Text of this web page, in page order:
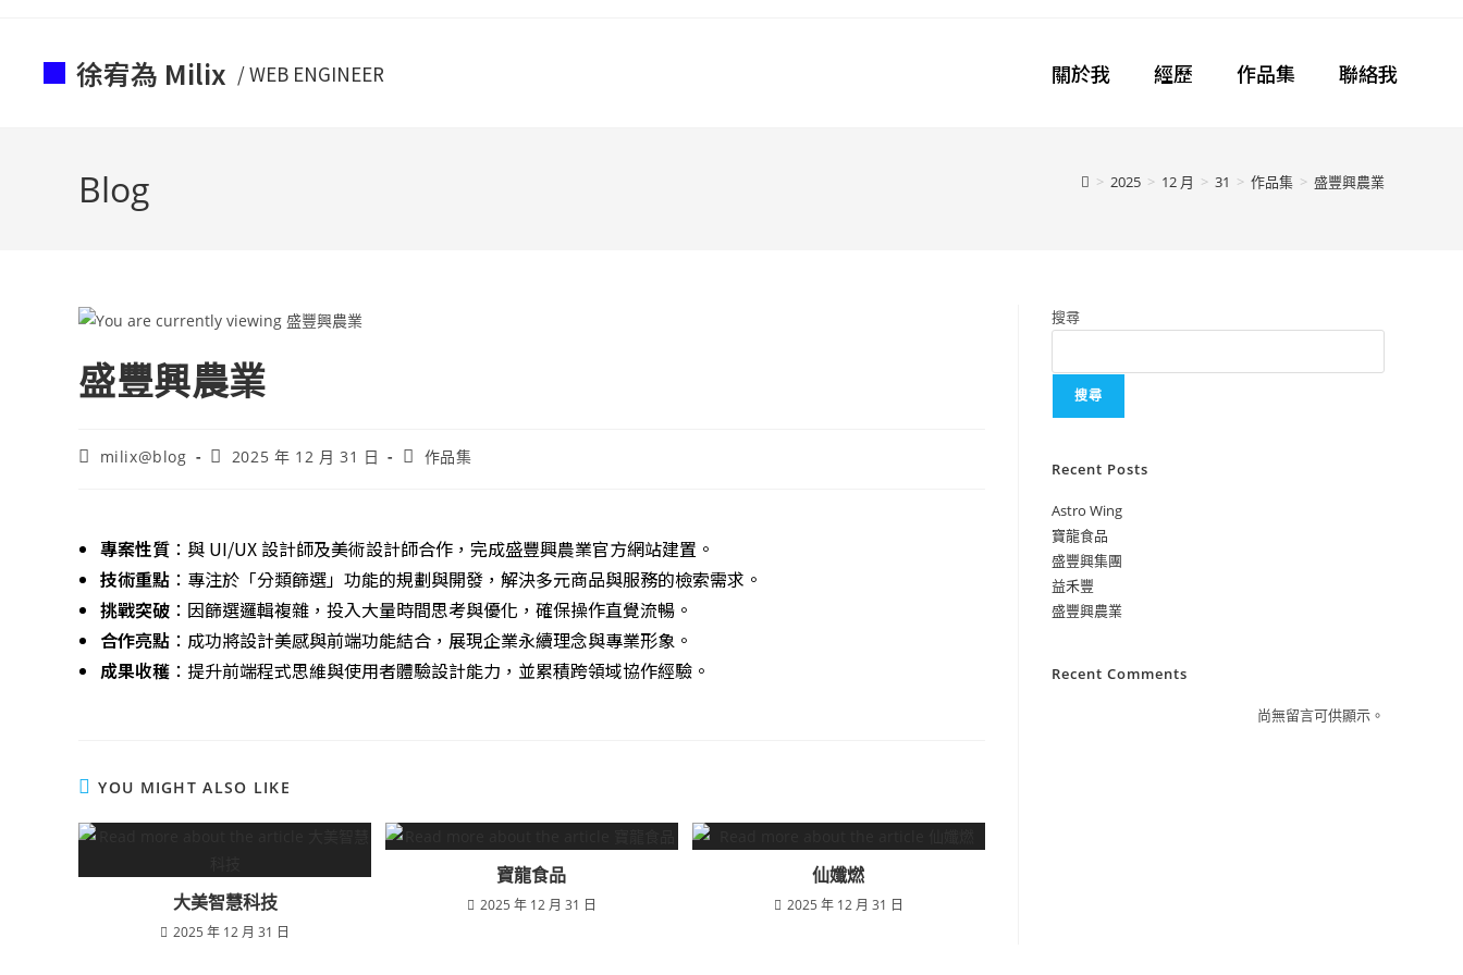
徐宥為 Milix / WEB ENGINEER 關於我 經歷 作品集 聯絡我
Blog > 2025 > 12 月 > 31 > 作品集 > 盛豐興農業
盛豐興農業
milix@blog 2025 年 12 月 31 日 作品集
專案性質 ：與 UI/UX 設計師及美術設計師合作，完成盛豐興農業官方網站建置。
技術重點 ：專注於「分類篩選」功能的規劃與開發，解決多元商品與服務的檢索需求。
挑戰突破 ：因篩選邏輯複雜，投入大量時間思考與優化，確保操作直覺流暢。
合作亮點 ：成功將設計美感與前端功能結合，展現企業永續理念與專業形象。
成果收穫 ：提升前端程式思維與使用者體驗設計能力，並累積跨領域協作經驗。
YOU MIGHT ALSO LIKE
大美智慧科技
2025 年 12 月 31 日
寶龍食品
2025 年 12 月 31 日
仙孅燃
2025 年 12 月 31 日
搜尋
搜尋
Recent Posts
Astro Wing
寶龍食品
盛豐興集團
益禾豐
盛豐興農業
Recent Comments
尚無留言可供顯示。